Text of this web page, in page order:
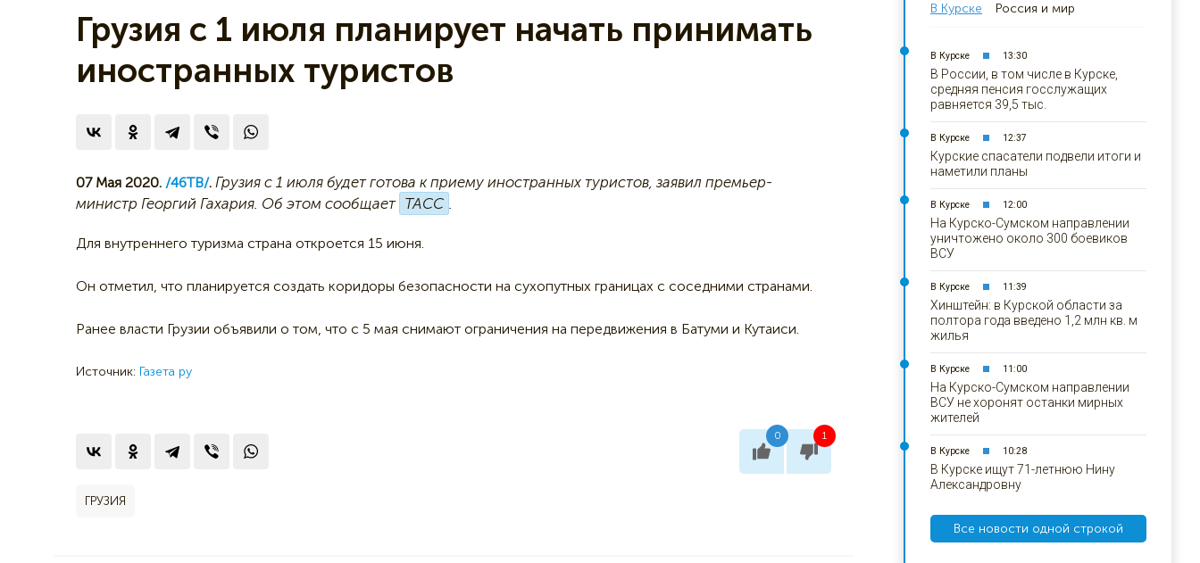
Грузия с 1 июля планирует начать принимать
иностранных туристов
07 Мая 2020. /46ТВ/. Грузия с 1 июля будет готова к приему иностранных туристов, заявил премьер-
министр Георгий Гахария. Об этом сообщает ТАСС .
Для внутреннего туризма страна откроется 15 июня.
Он отметил, что планируется создать коридоры безопасности на сухопутных границах с соседними странами.
Ранее власти Грузии объявили о том, что с 5 мая снимают ограничения на передвижения в Батуми и Кутаиси.
Источник: Газета ру
0 1
ГРУЗИЯ
В Курске Россия и мир
В Курске 13:30
В России, в том числе в Курске,
средняя пенсия госслужащих
равняется 39,5 тыс.
В Курске 12:37
Курские спасатели подвели итоги и
наметили планы
В Курске 12:00
На Курско-Сумском направлении
уничтожено около 300 боевиков
ВСУ
В Курске 11:39
Хинштейн: в Курской области за
полтора года введено 1,2 млн кв. м
жилья
В Курске 11:00
На Курско-Сумском направлении
ВСУ не хоронят останки мирных
жителей
В Курске 10:28
В Курске ищут 71-летнюю Нину
Александровну
Все новости одной строкой